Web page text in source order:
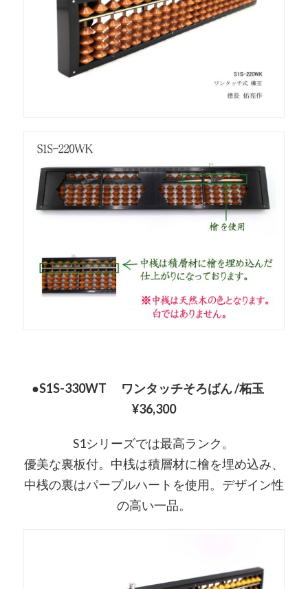
●S1S-330WT ワンタッチそろばん /柘玉
¥36,300
S1シリーズでは最高ランク。
優美な裏板付。中桟は積層材に檜を埋め込み、
中桟の裏はパープルハートを使用。デザイン性
の高い一品。